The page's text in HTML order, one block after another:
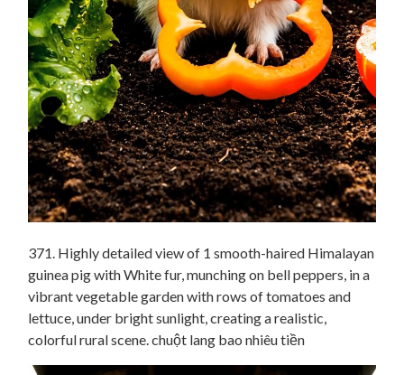
371. Highly detailed view of 1 smooth-haired Himalayan
guinea pig with White fur, munching on bell peppers, in a
vibrant vegetable garden with rows of tomatoes and
lettuce, under bright sunlight, creating a realistic,
colorful rural scene. chuột lang bao nhiêu tiền